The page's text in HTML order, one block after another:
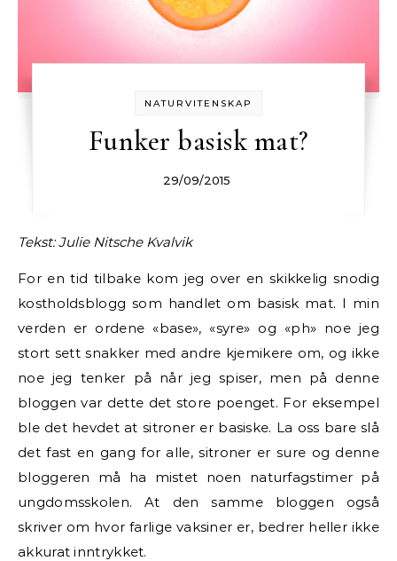
NATURVITENSKAP
Funker basisk mat?
29/09/2015
Tekst: Julie Nitsche Kvalvik
For en tid tilbake kom jeg over en skikkelig snodig
kostholdsblogg som handlet om basisk mat. I min
verden er ordene «base», «syre» og «ph» noe jeg
stort sett snakker med andre kjemikere om, og ikke
noe jeg tenker på når jeg spiser, men på denne
bloggen var dette det store poenget. For eksempel
ble det hevdet at sitroner er basiske. La oss bare slå
det fast en gang for alle, sitroner er sure og denne
bloggeren må ha mistet noen naturfagstimer på
ungdomsskolen. At den samme bloggen også
skriver om hvor farlige vaksiner er, bedrer heller ikke
akkurat inntrykket.